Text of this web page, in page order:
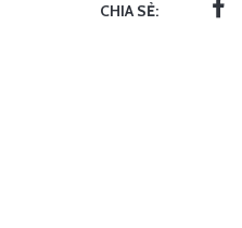
CHIA SẺ: